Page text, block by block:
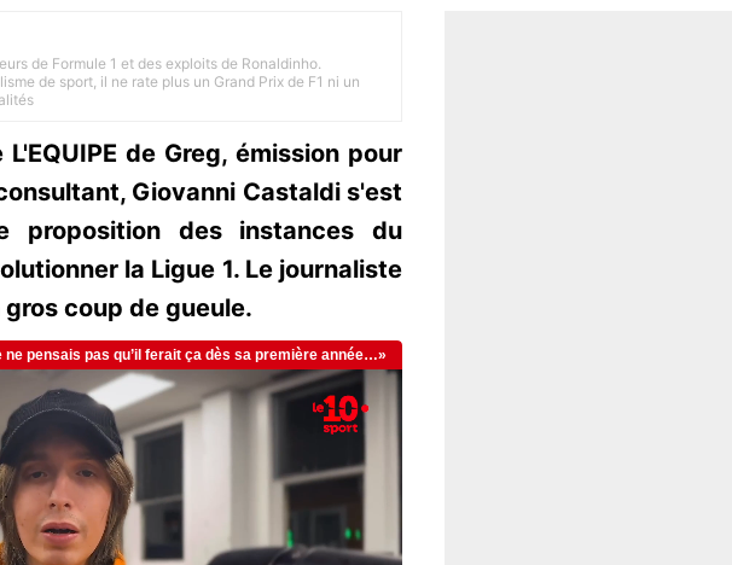
de Formule 1 et des exploits de Ronaldinho.
de sport, il ne rate plus un Grand Prix de F1 ni un
de Greg, émission pour
Giovanni Castaldi s'est
proposition des instances du
la Ligue 1. Le journaliste
coup de gueule.